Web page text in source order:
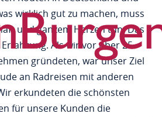
wirklich gut zu machen, muss
und ganzem Herzen tun. Das
Als wir vor über 25
gründeten, war unser Ziel
an Radreisen mit anderen
erkundeten die schönsten
für unsere Kunden die